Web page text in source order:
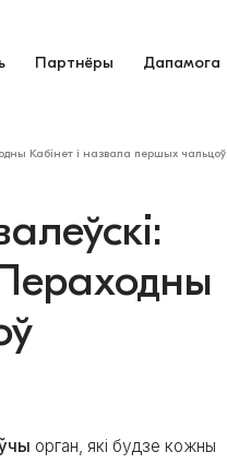
Партнёры Дапамога
Кабінет і назвала першых чальцоў
орган, які будзе кожны